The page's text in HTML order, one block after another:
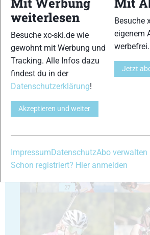
23
27
weiterlesen
Besuche xc-ski.de wie
gewohnt mit Werbung und
Tracking. Alle Infos dazu
findest du in der
Datenschutzerklärung!
Akzeptieren und weiter
Besuche
eigenem
werbefrei.
Jetzt
ImpressumDatenschutzAbo verwalten
Schon registriert? Hier anmelden